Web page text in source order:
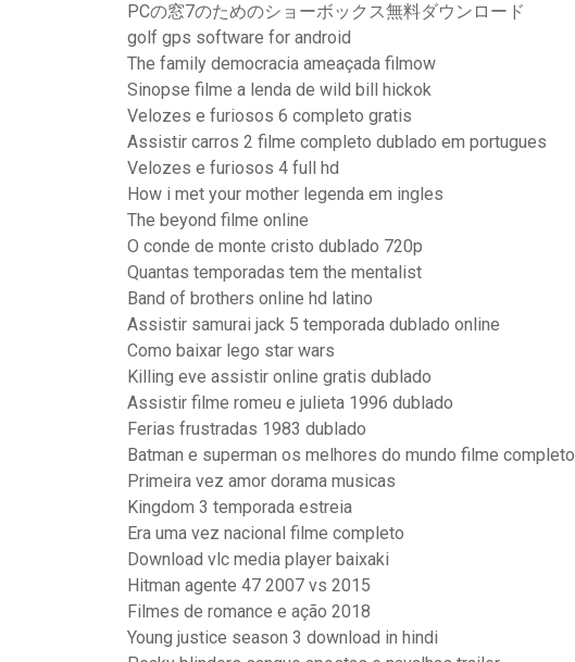
PCの窓7のためのショーボックス無料ダウンロード
golf gps software for android
The family democracia ameaçada filmow
Sinopse filme a lenda de wild bill hickok
Velozes e furiosos 6 completo gratis
Assistir carros 2 filme completo dublado em portugues
Velozes e furiosos 4 full hd
How i met your mother legenda em ingles
The beyond filme online
O conde de monte cristo dublado 720p
Quantas temporadas tem the mentalist
Band of brothers online hd latino
Assistir samurai jack 5 temporada dublado online
Como baixar lego star wars
Killing eve assistir online gratis dublado
Assistir filme romeu e julieta 1996 dublado
Ferias frustradas 1983 dublado
Batman e superman os melhores do mundo filme completo
Primeira vez amor dorama musicas
Kingdom 3 temporada estreia
Era uma vez nacional filme completo
Download vlc media player baixaki
Hitman agente 47 2007 vs 2015
Filmes de romance e ação 2018
Young justice season 3 download in hindi